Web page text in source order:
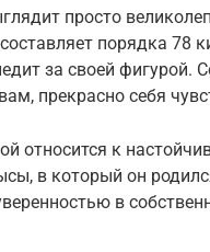
просто
порядка 78
за своей фигурой.
прекрасно себя
относится к
в который он
в